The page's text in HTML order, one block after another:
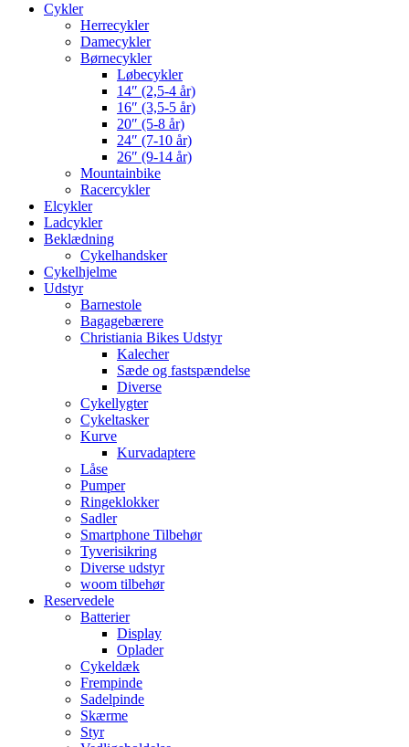
Cykler
Herrecykler
Damecykler
Børnecykler
Løbecykler
14″ (2,5-4 år)
16″ (3,5-5 år)
20″ (5-8 år)
24″ (7-10 år)
26″ (9-14 år)
Mountainbike
Racercykler
Elcykler
Ladcykler
Beklædning
Cykelhandsker
Cykelhjelme
Udstyr
Barnestole
Bagagebærere
Christiania Bikes Udstyr
Kalecher
Sæde og fastspændelse
Diverse
Cykellygter
Cykeltasker
Kurve
Kurvadaptere
Låse
Pumper
Ringeklokker
Sadler
Smartphone Tilbehør
Tyverisikring
Diverse udstyr
woom tilbehør
Reservedele
Batterier
Display
Oplader
Cykeldæk
Frempinde
Sadelpinde
Skærme
Styr